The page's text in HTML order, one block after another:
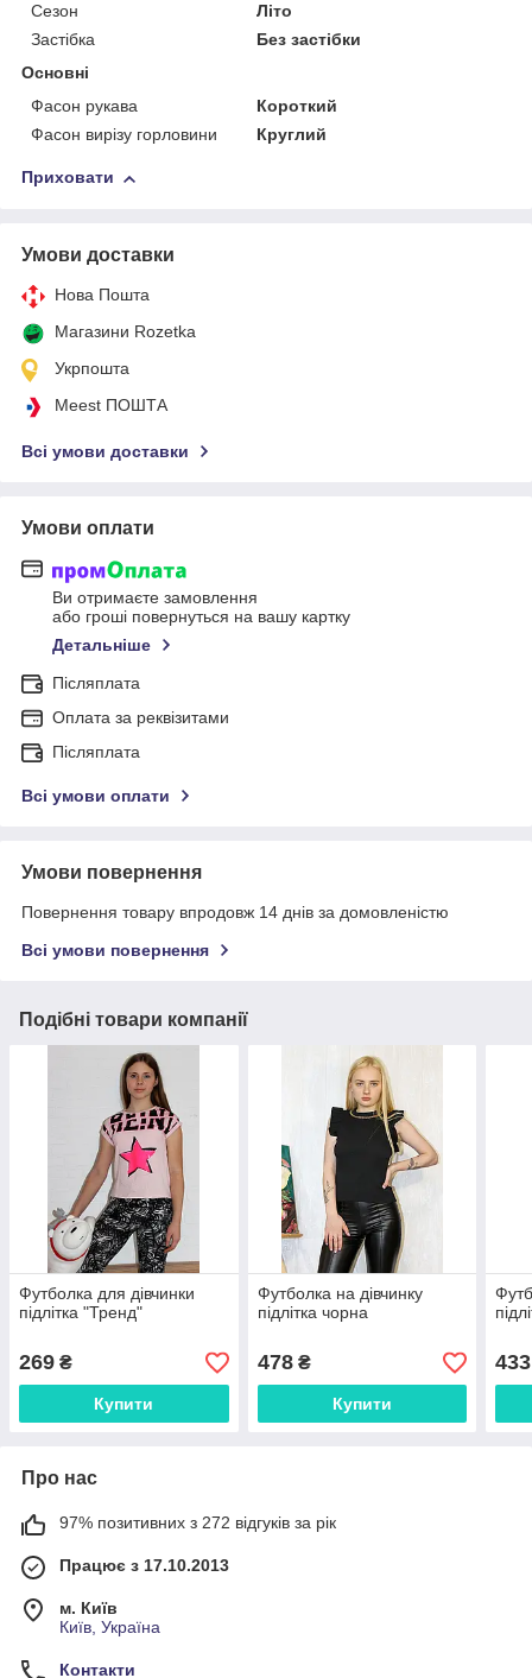
Сезон
Літо
Застібка
Без застібки
Основні
Фасон рукава
Короткий
Фасон вирізу горловини
Круглий
Приховати
Умови доставки
Нова Пошта
Магазини Rozetka
Укрпошта
Meest ПОШТА
Всі умови доставки
Умови оплати
Ви отримаєте замовлення
або гроші повернуться на вашу картку
Детальніше
Післяплата
Оплата за реквізитами
Післяплата
Всі умови оплати
Умови повернення
Повернення товару впродовж 14 днів за домовленістю
Всі умови повернення
Подібні товари компанії
Футболка для дівчинки
підлітка "Тренд"
269 ₴
Купити
Футболка на дівчинку
підлітка чорна
478₴
Купити
433
Про нас
97% позитивних з 272 відгуків за рік
Працює з 17.10.2013
м. Київ
Київ, Україна
Контакти